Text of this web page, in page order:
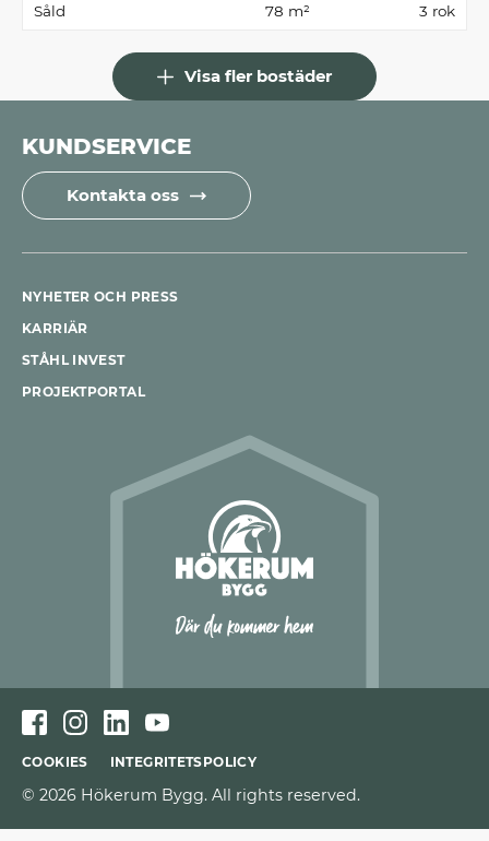
Såld 78 m² 3 rok
Visa fler bostäder
KUNDSERVICE
Kontakta oss
NYHETER OCH PRESS
KARRIÄR
STÅHL INVEST
PROJEKTPORTAL
COOKIES INTEGRITETSPOLICY
© 2026 Hökerum Bygg. All rights reserved.